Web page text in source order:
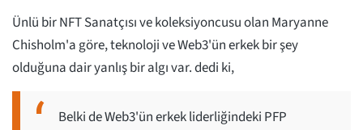
Ünlü bir NFT Sanatçısı ve koleksiyoncusu olan Maryanne
Chisholm'a göre, teknoloji ve Web3'ün erkek bir şey
olduğuna dair yanlış bir algı var. dedi ki,
Belki de Web3'ün erkek liderliğindeki PFP